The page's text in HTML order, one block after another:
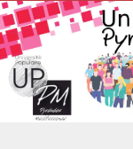
ACCUEIL
PROGRAMME
BLOG